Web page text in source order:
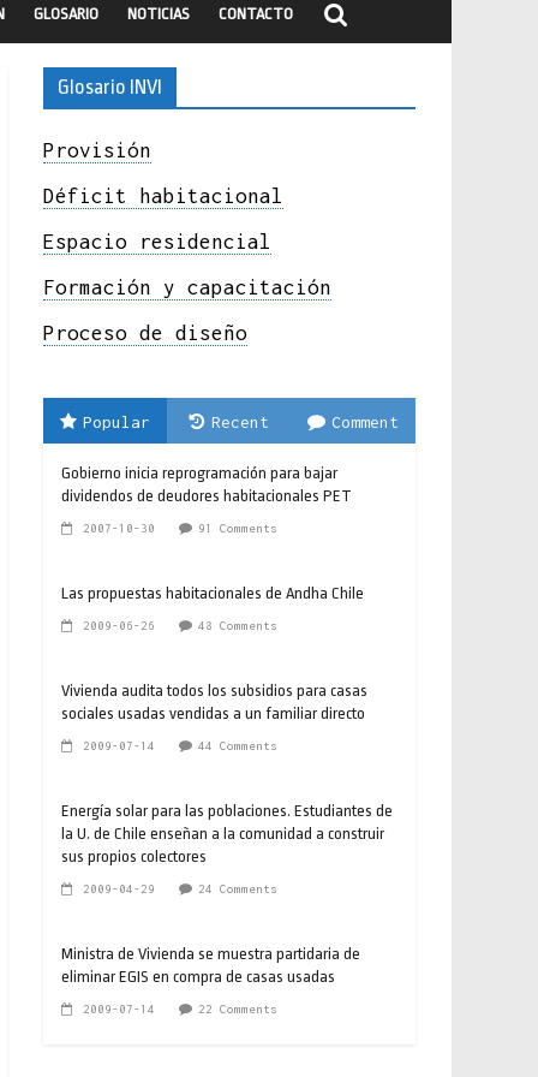
GLOSARIO NOTICIAS CONTACTO
Glosario INVI
Provisión
Déficit habitacional
Espacio residencial
Formación y capacitación
Proceso de diseño
Popular Recent Comment
Gobierno inicia reprogramación para bajar
dividendos de deudores habitacionales PET
2007-10-30 91 Comments
Las propuestas habitacionales de Andha Chile
2009-06-26 48 Comments
Vivienda audita todos los subsidios para casas
sociales usadas vendidas a un familiar directo
2009-07-14 44 Comments
Energía solar para las poblaciones. Estudiantes de
la U. de Chile enseñan a la comunidad a construir
sus propios colectores
2009-04-29 24 Comments
Ministra de Vivienda se muestra partidaria de
eliminar EGIS en compra de casas usadas
2009-07-14 22 Comments